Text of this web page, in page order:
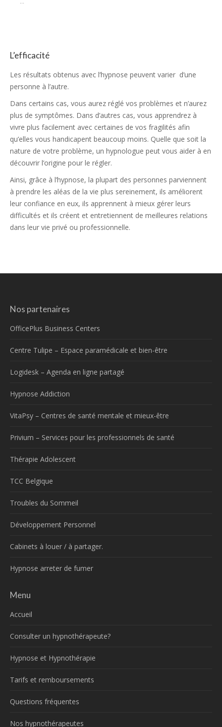
L’efficacité
Les résultats obtenus avec l’hypnose peuvent varier d’une
personne à l’autre.
Dans certains cas, vous aurez réglé vos problèmes et n’aurez
plus de symptômes. Dans d’autres cas, vous apprendrez à
vivre plus facilement avec certaines de vos fragilités afin
qu’elles vous handicapent beaucoup moins. Quelle que soit la
nature de votre problème, un hypnologue peut vous aider à en
découvrir l’origine pour le régler.
Ainsi, grâce à l’hypnose, la plupart des personnes parviennent
à prendre les aléas de la vie plus sereinement, ils améliorent
leur confiance en eux, ils apprennent à mieux gérer leurs
difficultés et ils créent et entretiennent de meilleures relations
dans leur vie privé ou professionnelle.
Nos partenaires
OfficePlus Business Centers
Centre Tulipe – Espace paramédicale et bien-être
Logidesk – Agenda en ligne partagé
Hypnose Addiction
VitaPsy – Centres de santé mentale et mieux-être
Privium – Services pour les professionnels de santé
Thérapie Adolescent
TCC Belgique
Troubles du Sommeil
Développement Personnel
Cabinets à louer / à partager.
Hypnose arreter de fumer
Menu
Accueil
Consulter un hypnothérapeute?
Hypnose et Hypnothérapie
Tarifs et remboursements
Questions fréquentes
Nos hypnothérapeutes